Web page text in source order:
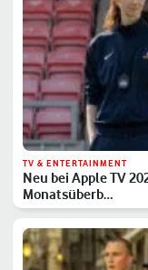
TV & ENTERTAINMENT
Neu bei Apple TV
Monatsüberb…